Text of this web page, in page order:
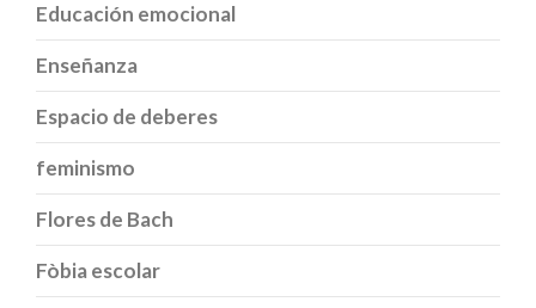
Educación emocional
Enseñanza
Espacio de deberes
feminismo
Flores de Bach
Fòbia escolar